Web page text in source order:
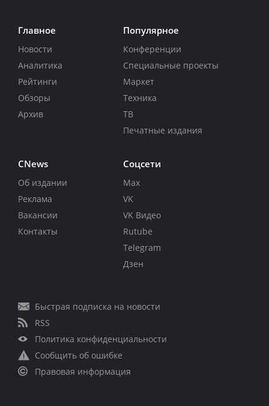
Главное
Новости
Аналитика
Рейтинги
Обзоры
Архив
Популярное
Конференции
Специальные проекты
Маркет
Техника
ТВ
Печатные издания
CNews
Об издании
Реклама
Вакансии
Контакты
Соцсети
Max
VK
VK Видео
Rutube
Telegram
Дзен
Быстрая подписка на новости
RSS
Политика конфиденциальности
Сообщить об ошибке
Правовая информация